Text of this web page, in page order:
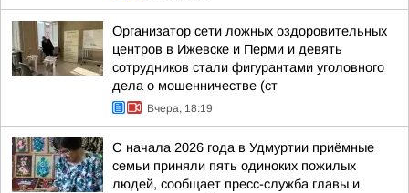
Организатор сети ложных оздоровительных
центров в Ижевске и Перми и девять
сотрудников стали фигурантами уголовного
дела о мошенничестве (ст
Вчера, 18:19
С начала 2026 года в Удмуртии приёмные
семьи приняли пять одиноких пожилых
людей, сообщает пресс-служба главы и